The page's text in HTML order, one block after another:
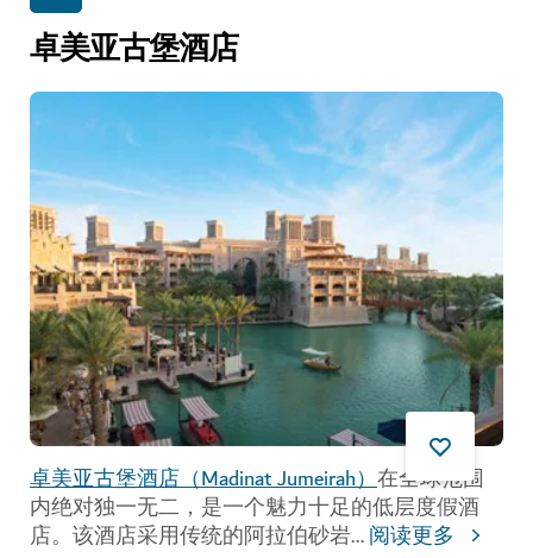
卓美亚古堡酒店
卓美亚古堡酒店（Madinat Jumeirah）在全球范围
内绝对独一无二，是一个魅力十足的低层度假酒
店。该酒店采用传统的阿拉伯砂岩...阅读更多